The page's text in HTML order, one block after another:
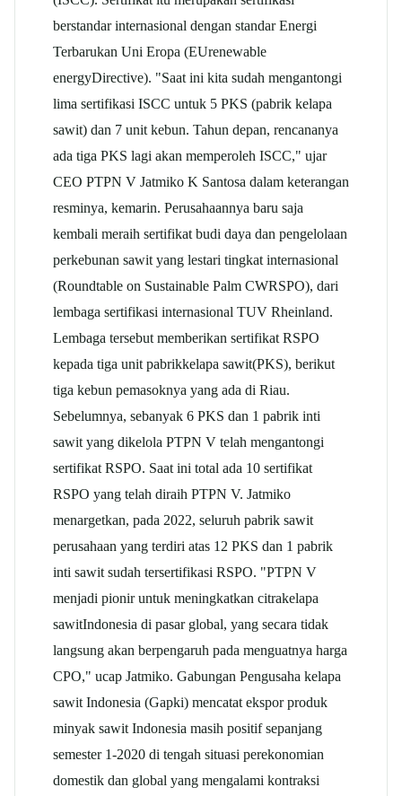
berstandar internasional dengan standarEnergi
Terbarukan Uni Eropa (EUrenewable
energyDirective). "Saat ini kita sudah mengantongi
lima sertifikasi ISCC untuk 5 PKS (pabrik kelapa
sawit) dan 7 unit kebun. Tahun depan, rencananya
ada tiga PKS lagi akan memperoleh ISCC," ujar
CEO PTPN V Jatmiko K Santosa dalam keterangan
resminya, kemarin. Perusahaannya baru saja
kembali meraih sertifikat budi daya dan pengelolaan
perkebunan sawit yang lestari tingkat internasional
(Roundtable on Sustainable Palm CWRSPO), dari
lembaga sertifikasi internasional TUV Rheinland.
Lembaga tersebut memberikan sertifikat RSPO
kepada tiga unit pabrikkelapa sawit(PKS), berikut
tiga kebun pemasoknya yang ada di Riau.
Sebelumnya, sebanyak 6 PKS dan 1 pabrik inti
sawit yang dikelola PTPN V telah mengantongi
sertifikat RSPO. Saat ini total ada 10 sertifikat
RSPO yang telah diraih PTPN V. Jatmiko
menargetkan, pada 2022, seluruh pabrik sawit
perusahaan yang terdiri atas 12 PKS dan 1 pabrik
inti sawit sudah tersertifikasi RSPO. "PTPN V
menjadi pionir untuk meningkatkan citrakelapa
sawitIndonesia di pasar global, yang secara tidak
langsung akan berpengaruh pada menguatnya harga
CPO," ucap Jatmiko. Gabungan Pengusaha kelapa
sawit Indonesia (Gapki) mencatat ekspor produk
minyak sawit Indonesia masih positif sepanjang
semester 1-2020 di tengah situasi perekonomian
domestik dan global yang mengalami kontraksi